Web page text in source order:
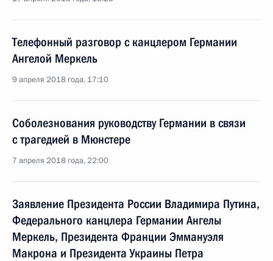
Телефонный разговор с канцлером Германии
Ангелой Меркель
9 апреля 2018 года, 17:10
Соболезнования руководству Германии в связи
с трагедией в Мюнстере
7 апреля 2018 года, 22:00
Заявление Президента России Владимира Путина,
Федерального канцлера Германии Ангелы
Меркель, Президента Франции Эммануэля
Макрона и Президента Украины Петра